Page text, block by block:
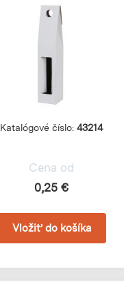
Katalógové číslo: 43214
Cena od
0,25 €